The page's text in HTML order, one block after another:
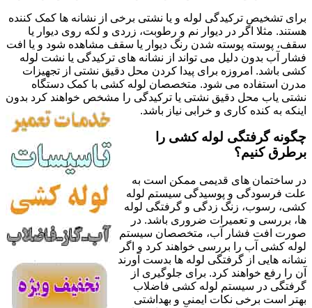
برای تشخیص ترکیدگی لوله و یا نشتی برخی از نشانه ها کمک کننده
هستند. مثلا اگر در دیوار نم و رطوبت، زردی و لکه روی دیوار یا
سقف، پوسته پوسته شدن رنگ دیوار یا سقف مشاهده شود و یا افت
فشار آب بدون دلیل می تواند از نشانه های ترکیدگی یا نشت لوله
کشی باشد. امروزه برای پیدا کردن محل دقیق نشتی از تجهیزات
مدرن استفاده می شود. متخصصان لوله کشی با کمک دستگاه
نشتی یاب محل دقیق نشتی یا ترکیدگی را مشخص خواهند کرد بدون
اینکه به کنده کاری و خرابی نیاز باشد.
چگونه گرفتگی لوله کشی را
برطرق کنیم؟
در ساختمان های قدیمی ممکن است به
علت فرسودگی و پوسیدگی سیستم لوله
کشی، رسوب، زنگ زدگی و گرفتگی لوله
ها، بررسی و تعمیرات ضروری باشد. در
صورت افت فشار آب، متخصصان سیستم
لوله کشی آب را بررسی خواهند کرد و اگر
نشانه هایی از گرفتگی لوله ها بدست آورند
آن را رفع خواهند کرد. برای جلوگیری از
گرفتگی در سیستم لوله کشی فاضلاب
بهتر است برخی نکات ایمنی و بهداشتی